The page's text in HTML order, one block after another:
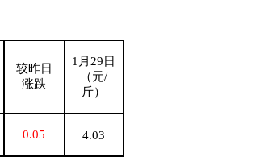
较昨日
涨跌
1 月29日
（元/
斤）
0.05 4.03